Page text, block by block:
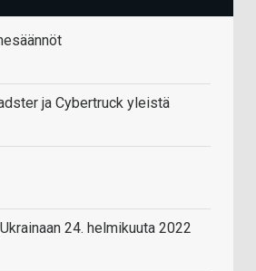
ja Cybertruck yleistä
24. helmikuuta 2022